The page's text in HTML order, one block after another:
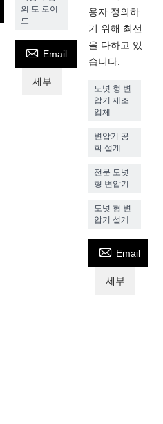
의 토 로이
드
 Email
세부
용자 정의하
기 위해 최선
을 다하고 있
습니다.
도넛 형 변
압기 제조
업체
변압기 공
학 설계
전문 도넛
형 변압기
도넛 형 변
압기 설계
 Email
세부